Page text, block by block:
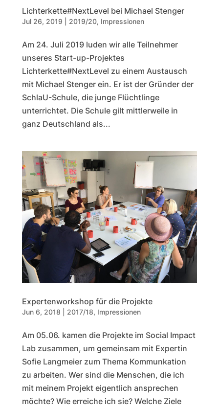
Lichterkette#NextLevel bei Michael Stenger
Jul 26, 2019 2019/20, Impressionen
Am 24. Juli 2019 luden wir alle Teilnehmer
unseres Start-up-Projektes
Lichterkette#NextLevel zu einem Austausch
mit Michael Stenger ein. Er ist der Gründer der
SchlaU-Schule, die junge Flüchtlinge
unterrichtet. Die Schule gilt mittlerweile in
ganz Deutschland als...
Expertenworkshop für die Projekte
Jun 6, 2018 2017/18, Impressionen
Am 05.06. kamen die Projekte im Social Impact
Lab zusammen, um gemeinsam mit Expertin
Sofie Langmeier zum Thema Kommunkation
zu arbeiten. Wer sind die Menschen, die ich
mit meinem Projekt eigentlich ansprechen
möchte? Wie erreiche ich sie? Welche Ziele